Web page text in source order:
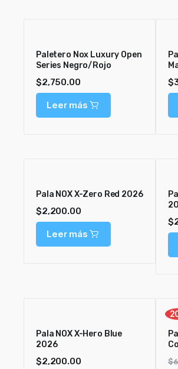
Paletero Nox Luxury Open
Series Negro/Rojo
$2,750.00
Leer más
$
Pala NOX X-Zero Red 2026
$2,200.00
Leer más
$
Pala NOX X-Hero Blue
2026
$2,200.00 $